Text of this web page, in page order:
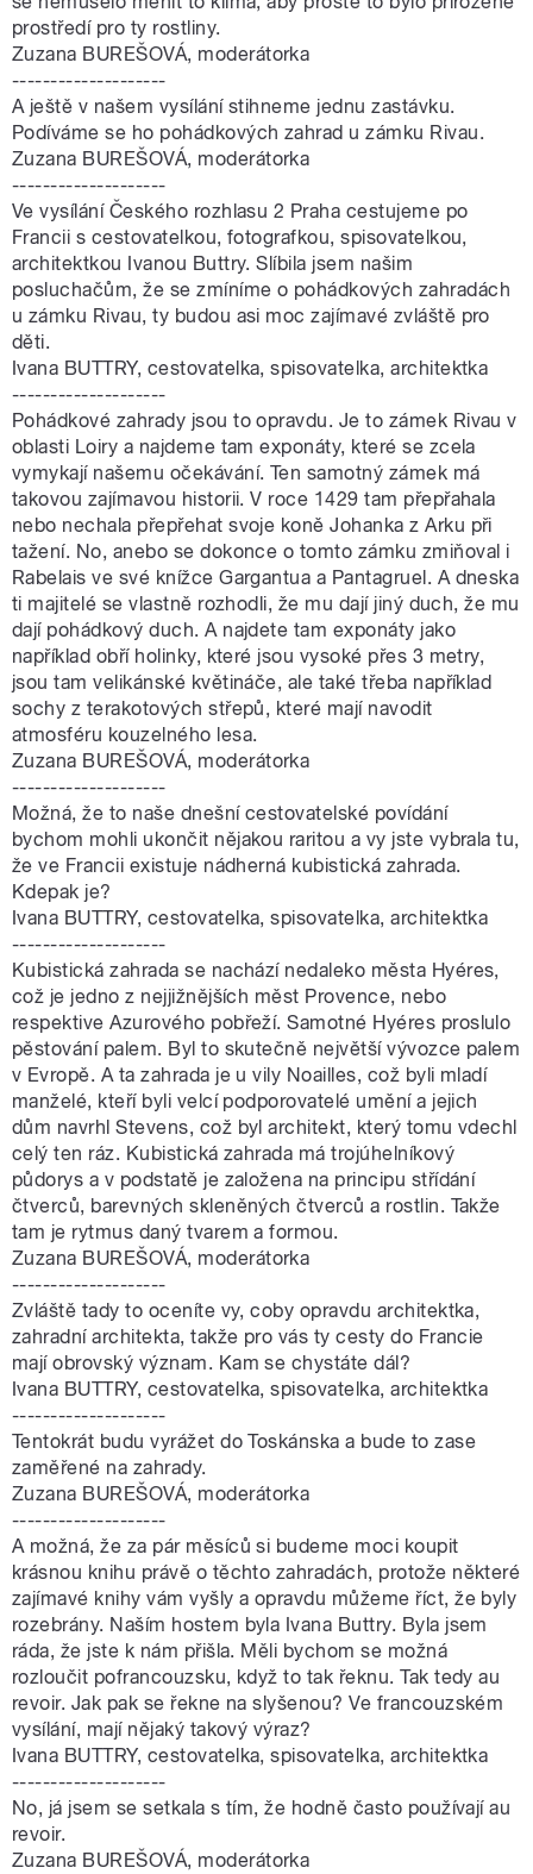
prostředí pro ty rostliny.
Zuzana BUREŠOVÁ, moderátorka
--------------------
A ještě v našem vysílání stihneme jednu zastávku.
Podíváme se ho pohádkových zahrad u zámku Rivau.
Zuzana BUREŠOVÁ, moderátorka
--------------------
Ve vysílání Českého rozhlasu 2 Praha cestujeme po
Francii s cestovatelkou, fotografkou, spisovatelkou,
architektkou Ivanou Buttry. Slíbila jsem našim
posluchačům, že se zmíníme o pohádkových zahradách
u zámku Rivau, ty budou asi moc zajímavé zvláště pro
děti.
Ivana BUTTRY, cestovatelka, spisovatelka, architektka
--------------------
Pohádkové zahrady jsou to opravdu. Je to zámek Rivau v
oblasti Loiry a najdeme tam exponáty, které se zcela
vymykají našemu očekávání. Ten samotný zámek má
takovou zajímavou historii. V roce 1429 tam přepřahala
nebo nechala přepřehat svoje koně Johanka z Arku při
tažení. No, anebo se dokonce o tomto zámku zmiňoval i
Rabelais ve své knížce Gargantua a Pantagruel. A dneska
ti majitelé se vlastně rozhodli, že mu dají jiný duch, že mu
dají pohádkový duch. A najdete tam exponáty jako
například obří holinky, které jsou vysoké přes 3 metry,
jsou tam velikánské květináče, ale také třeba například
sochy z terakotových střepů, které mají navodit
atmosféru kouzelného lesa.
Zuzana BUREŠOVÁ, moderátorka
--------------------
Možná, že to naše dnešní cestovatelské povídání
bychom mohli ukončit nějakou raritou a vy jste vybrala tu,
že ve Francii existuje nádherná kubistická zahrada.
Kdepak je?
Ivana BUTTRY, cestovatelka, spisovatelka, architektka
--------------------
Kubistická zahrada se nachází nedaleko města Hyéres,
což je jedno z nejjižnějších měst Provence, nebo
respektive Azurového pobřeží. Samotné Hyéres proslulo
pěstování palem. Byl to skutečně největší vývozce palem
v Evropě. A ta zahrada je u vily Noailles, což byli mladí
manželé, kteří byli velcí podporovatelé umění a jejich
dům navrhl Stevens, což byl architekt, který tomu vdechl
celý ten ráz. Kubistická zahrada má trojúhelníkový
půdorys a v podstatě je založena na principu střídání
čtverců, barevných skleněných čtverců a rostlin. Takže
tam je rytmus daný tvarem a formou.
Zuzana BUREŠOVÁ, moderátorka
--------------------
Zvláště tady to oceníte vy, coby opravdu architektka,
zahradní architekta, takže pro vás ty cesty do Francie
mají obrovský význam. Kam se chystáte dál?
Ivana BUTTRY, cestovatelka, spisovatelka, architektka
--------------------
Tentokrát budu vyrážet do Toskánska a bude to zase
zaměřené na zahrady.
Zuzana BUREŠOVÁ, moderátorka
--------------------
A možná, že za pár měsíců si budeme moci koupit
krásnou knihu právě o těchto zahradách, protože některé
zajímavé knihy vám vyšly a opravdu můžeme říct, že byly
rozebrány. Naším hostem byla Ivana Buttry. Byla jsem
ráda, že jste k nám přišla. Měli bychom se možná
rozloučit pofrancouzsku, když to tak řeknu. Tak tedy au
revoir. Jak pak se řekne na slyšenou? Ve francouzském
vysílání, mají nějaký takový výraz?
Ivana BUTTRY, cestovatelka, spisovatelka, architektka
--------------------
No, já jsem se setkala s tím, že hodně často používají au
revoir.
Zuzana BUREŠOVÁ, moderátorka